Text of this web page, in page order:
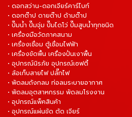
• ดอกสว่าน-ดอกเจียร์คาร์ไบท์
• ดอกต๊าป ดายต๊าป ด้ามต๊าป
• ปั๊มน้ำ ปั๊มจุ่ม ปั๊มไดโว่ ปั๊มสูบน้ำทุกชนิด
• เครื่องมือวัดภาคสนาม
• เครื่องเชื่อม ตู้เชื่อมไฟฟ้า
• เครื่องขัดพื้น เครื่องปั่นเงาพื้น
• อุปกรณ์นิรภัย อุปกรณ์เซฟตี้
• ล้อเก็บสายไฟ ปลั๊กไฟ
• พัดลมถังกลม ท่อลมระบายอากาศ
• พัดลมอุตสาหกรรม พัดลมโรงงาน
• อุปกรณ์แพ็คสินค้า
• อุปกรณ์แผ่นขัด ตัด เจียร์